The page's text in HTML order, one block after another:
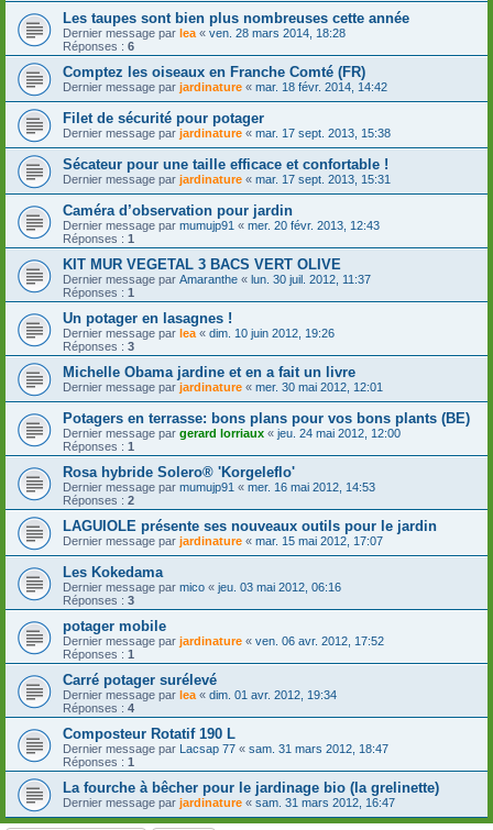
Les taupes sont bien plus nombreuses cette année
Dernier message par lea « ven. 28 mars 2014, 18:28
Réponses : 6
Comptez les oiseaux en Franche Comté (FR)
Dernier message par jardinature « mar. 18 févr. 2014, 14:42
Filet de sécurité pour potager
Dernier message par jardinature « mar. 17 sept. 2013, 15:38
Sécateur pour une taille efficace et confortable !
Dernier message par jardinature « mar. 17 sept. 2013, 15:31
Caméra d’observation pour jardin
Dernier message par mumujp91 « mer. 20 févr. 2013, 12:43
Réponses : 1
KIT MUR VEGETAL 3 BACS VERT OLIVE
Dernier message par Amaranthe « lun. 30 juil. 2012, 11:37
Réponses : 1
Un potager en lasagnes !
Dernier message par lea « dim. 10 juin 2012, 19:26
Réponses : 3
Michelle Obama jardine et en a fait un livre
Dernier message par jardinature « mer. 30 mai 2012, 12:01
Potagers en terrasse: bons plans pour vos bons plants (BE)
Dernier message par gerard lorriaux « jeu. 24 mai 2012, 12:00
Réponses : 1
Rosa hybride Solero® 'Korgeleflo'
Dernier message par mumujp91 « mer. 16 mai 2012, 14:53
Réponses : 2
LAGUIOLE présente ses nouveaux outils pour le jardin
Dernier message par jardinature « mar. 15 mai 2012, 17:07
Les Kokedama
Dernier message par mico « jeu. 03 mai 2012, 06:16
Réponses : 3
potager mobile
Dernier message par jardinature « ven. 06 avr. 2012, 17:52
Réponses : 1
Carré potager surélevé
Dernier message par lea « dim. 01 avr. 2012, 19:34
Réponses : 4
Composteur Rotatif 190 L
Dernier message par Lacsap 77 « sam. 31 mars 2012, 18:47
Réponses : 1
La fourche à bêcher pour le jardinage bio (la grelinette)
Dernier message par jardinature « sam. 31 mars 2012, 16:47